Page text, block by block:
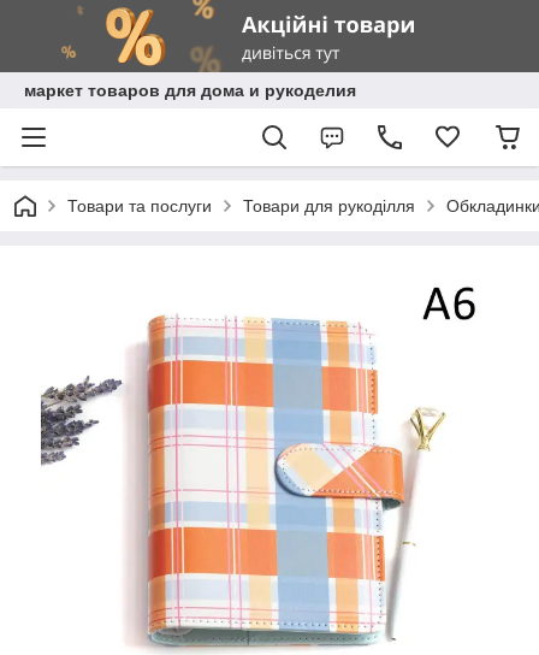
маркет товаров для дома и рукоделия
Товари та послуги Товари для рукоділля